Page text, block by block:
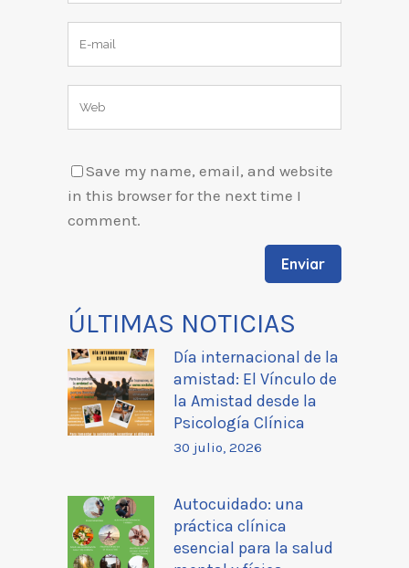
Save my name, email, and website
in this browser for the next time I
comment.
ÚLTIMAS NOTICIAS
Día internacional de la
amistad: El Vínculo de
la Amistad desde la
Psicología Clínica
30 julio, 2026
Autocuidado: una
práctica clínica
esencial para la salud